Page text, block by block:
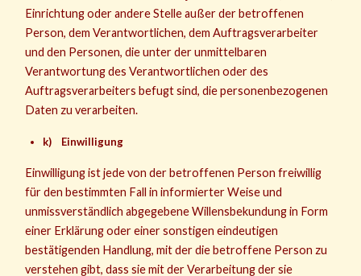
Einrichtung oder andere Stelle außer der betroffenen
Person, dem Verantwortlichen, dem Auftragsverarbeiter
und den Personen, die unter der unmittelbaren
Verantwortung des Verantwortlichen oder des
Auftragsverarbeiters befugt sind, die personenbezogenen
Daten zu verarbeiten.
k) Einwilligung
Einwilligung ist jede von der betroffenen Person freiwillig
für den bestimmten Fall in informierter Weise und
unmissverständlich abgegebene Willensbekundung in Form
einer Erklärung oder einer sonstigen eindeutigen
bestätigenden Handlung, mit der die betroffene Person zu
verstehen gibt, dass sie mit der Verarbeitung der sie